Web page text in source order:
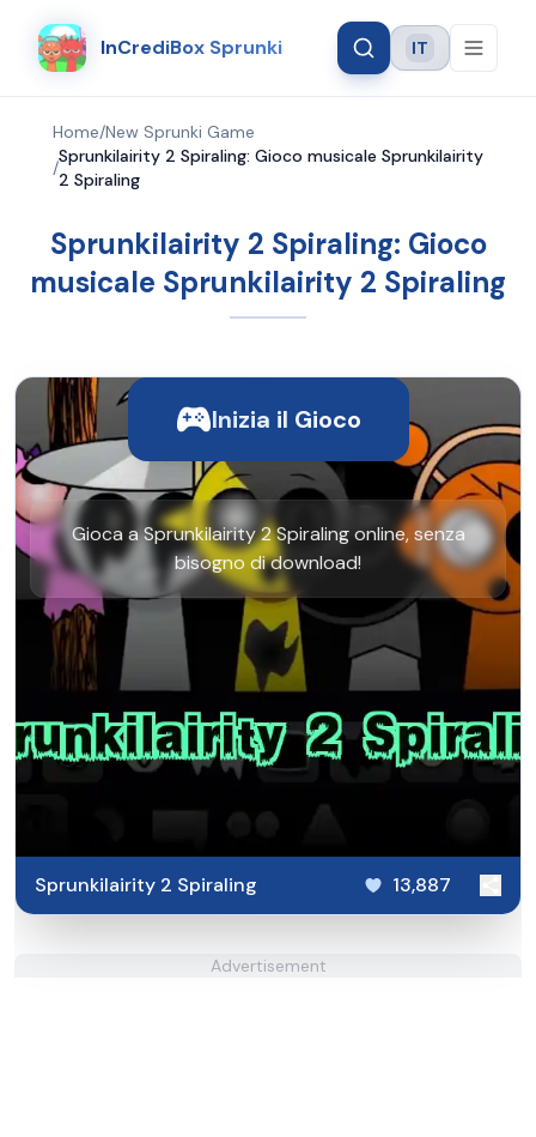
InCrediBox Sprunki Language
IT
Home/New Sprunki Game
/
Sprunkilairity 2 Spiraling: Gioco musicale Sprunkilairity
2 Spiraling
Sprunkilairity 2 Spiraling: Gioco
musicale Sprunkilairity 2 Spiraling
Inizia il Gioco
Gioca a Sprunkilairity 2 Spiraling online, senza
bisogno di download!
Sprunkilairity 2 Spiraling 13,887
Advertisement